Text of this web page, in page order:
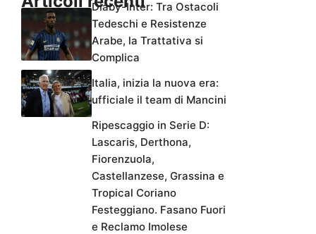
Diaby-Inter: Tra Ostacoli
Tedeschi e Resistenze
Arabe, la Trattativa si
Complica
Italia, inizia la nuova era:
ufficiale il team di Mancini
Ripescaggio in Serie D:
Lascaris, Derthona,
Fiorenzuola,
Castellanzese, Grassina e
Tropical Coriano
Festeggiano. Fasano Fuori
e Reclamo Imolese